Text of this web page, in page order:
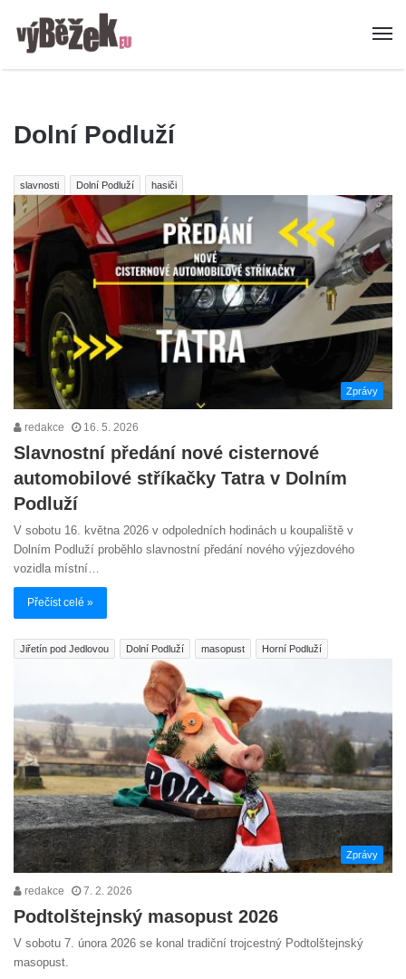
Dolní Podluží
slavnosti Dolní Podluží hasiči
Zprávy
redakce 16. 5. 2026
Slavnostní předání nové cisternové
automobilové stříkačky Tatra v Dolním
Podluží
V sobotu 16. května 2026 v odpoledních hodinách u koupaliště v
Dolním Podluží proběhlo slavnostní předání nového výjezdového
vozidla místní…
Přečíst celé »
Jiřetín pod Jedlovou Dolní Podluží masopust Horní Podluží
Zprávy
redakce 7. 2. 2026
Podtolštejnský masopust 2026
V sobotu 7. února 2026 se konal tradiční trojcestný Podtolštejnský
masopust.